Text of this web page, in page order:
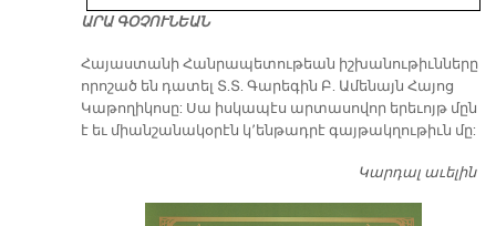
ԱՐԱ ԳՕՉՈՒՆԵԱՆ
​Հայաստանի Հանրապետութեան իշխանութիւնները
որոշած են դատել Տ.Տ. Գարեգին Բ. Ամենայն Հայոց
Կաթողիկոսը: Սա իսկապէս արտասովոր երեւոյթ մըն
է եւ միանշանակօրէն կ՚ենթադրէ գայթակղութիւն մը:
Կարդալ աւելին